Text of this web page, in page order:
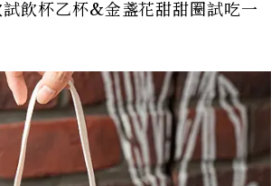
飲杯乙杯&金盞花甜甜圈試吃一